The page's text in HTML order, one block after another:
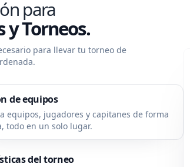
para
y Torneos.
para llevar tu torneo de
de equipos
equipos, jugadores y capitanes de forma
todo en un solo lugar.
del torneo